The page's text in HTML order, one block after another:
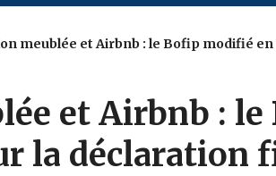
meublée et Airbnb : le Bofip modifié
et Airbnb :
la déclaration